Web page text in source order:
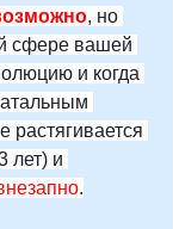
, но
сфере вашей
и когда
растягивается
лет) и
.